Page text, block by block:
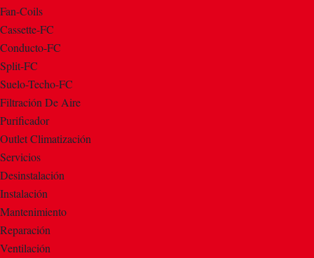
Fan-Coils
Cassette-FC
Conducto-FC
Split-FC
Suelo-Techo-FC
Filtración De Aire
Purificador
Outlet Climatización
Servicios
Desinstalación
Instalación
Mantenimiento
Reparación
Ventilación